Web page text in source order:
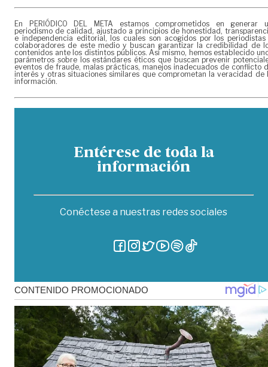
En PERIÓDICO DEL META estamos comprometidos en generar
periodismo de calidad, ajustado a principios de honestidad,
e independencia editorial, los cuales son acogidos por los periodistas
colaboradores de este medio y buscan garantizar la credibilidad de
contenidos ante los distintos públicos. Así mismo, hemos establecido
parámetros sobre los estándares éticos que buscan prevenir
eventos de fraude, malas prácticas, manejos inadecuados de conflicto
interés y otras situaciones similares que comprometan la veracidad de
información.
Entérese de toda la
información
Conéctese a nuestras redes sociales